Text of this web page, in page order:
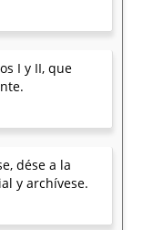
I y II, que
dése a la
y archívese.